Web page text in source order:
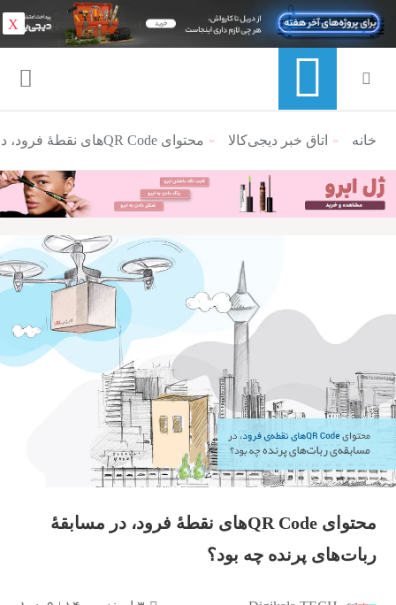
منوی ناوبری خرده نان
خانه اتاق خبر دیجی‌کالا محتوای QR Codeهای نقطۀ فرود، در مسابقۀ ربات‌های پرنده چه بود؟
محتوای QR Codeهای نقطۀ فرود، در مسابقۀ
ربات‌های پرنده چه بود؟
X